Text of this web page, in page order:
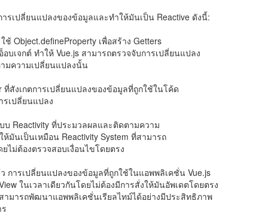
รเปลี่ยนแปลงของข้อมูลและทำให้มันเป็น Reactive ดังนี้:
ช้ Object.defineProperty เพื่อสร้าง Getters
เจกต์ ทำให้ Vue.js สามารถตรวจจับการเปลี่ยนแปลง
มความเปลี่ยนแปลงนั้น
ที่สังเกตการเปลี่ยนแปลงของข้อมูลที่ถูกใช้ในโค้ด
รเปลี่ยนแปลง
บ Reactivity ที่ประมวลผลและติดตามความ
มันเป็นเหมือน Reactivity System ที่สามารถ
ม่ต้องตรวจสอบเงื่อนไขโดยตรง
การเปลี่ยนแปลงของข้อมูลที่ถูกใช้ในแอพพลิเคชั่น Vue.js
ในเวลาเดียวกันโดยไม่ต้องมีการสั่งให้มันอัพเดตโดยตรง
ามารถพัฒนาแอพพลิเคชั่นเรียลไทม์ได้อย่างมีประสิทธิภาพ